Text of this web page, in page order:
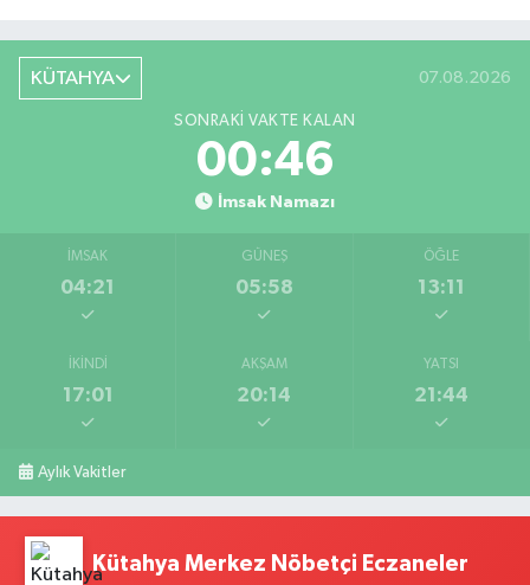
KÜTAHYA 07.08.2026
SONRAKI VAKTE KALAN
00:45
İmsak Namazı
İMSAK
04:21
GÜNEŞ
05:58
ÖĞLE
13:11
İKINDI
17:01
AKŞAM
20:14
YATSI
21:44
Aylık Vakitler
Kütahya Merkez Nöbetçi Eczaneler